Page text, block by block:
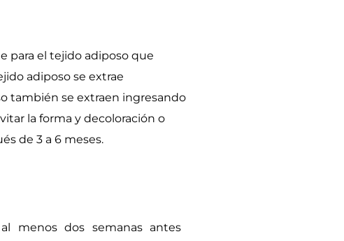
para el tejido adiposo que
adiposo se extrae
también se extraen ingresando
la forma y decoloración o
de 3 a 6 meses.
menos dos semanas antes